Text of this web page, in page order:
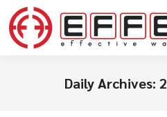
Daily Archives: